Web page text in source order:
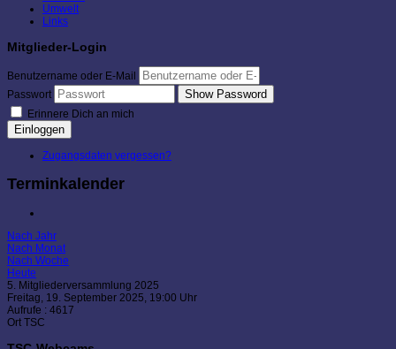
Umwelt
Links
Mitglieder-Login
Benutzername oder E-Mail
Passwort
Show Password
Erinnere Dich an mich
Einloggen
Zugangsdaten vergessen?
Terminkalender
Nach Jahr
Nach Monat
Nach Woche
Heute
5. Mitgliederversammlung 2025
Freitag, 19. September 2025, 19:00 Uhr
Aufrufe : 4617
Ort TSC